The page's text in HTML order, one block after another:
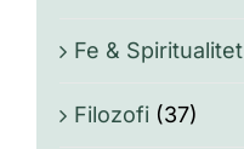
Fe & Spiritualitet
Filozofi (37)